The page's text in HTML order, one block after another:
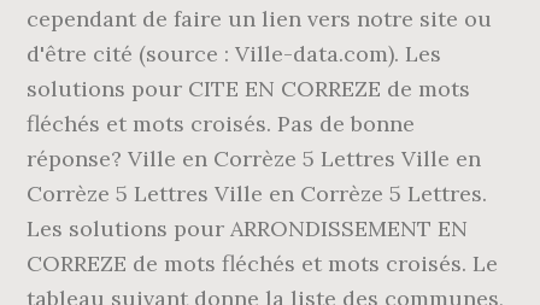
cependant de faire un lien vers notre site ou
d'être cité (source : Ville-data.com). Les
solutions pour CITE EN CORREZE de mots
fléchés et mots croisés. Pas de bonne
réponse? Ville en Corrèze 5 Lettres Ville en
Corrèze 5 Lettres Ville en Corrèze 5 Lettres.
Les solutions pour ARRONDISSEMENT EN
CORREZE de mots fléchés et mots croisés. Le
tableau suivant donne la liste des communes,